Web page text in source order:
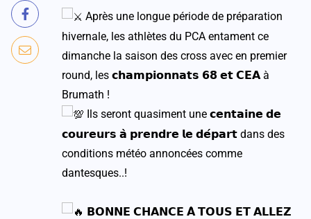
Après une longue période de préparation
hivernale, les athlètes du PCA entament ce
dimanche la saison des cross avec en premier
round, les 𝗰𝗵𝗮𝗺𝗽𝗶𝗼𝗻𝗻𝗮𝘁𝘀 𝟲𝟴 𝗲𝘁 𝗖𝗘𝗔 à
Brumath !
Ils seront quasiment une 𝗰𝗲𝗻𝘁𝗮𝗶𝗻𝗲 𝗱𝗲
𝗰𝗼𝘂𝗿𝗲𝘂𝗿𝘀 𝗮̀ 𝗽𝗿𝗲𝗻𝗱𝗿𝗲 𝗹𝗲 𝗱𝗲́𝗽𝗮𝗿𝘁 dans des
conditions météo annoncées comme
dantesques..!
𝗕𝗢𝗡𝗡𝗘 𝗖𝗛𝗔𝗡𝗖𝗘 𝗔̀ 𝗧𝗢𝗨𝗦 𝗘𝗧 𝗔𝗟𝗟𝗘𝗭